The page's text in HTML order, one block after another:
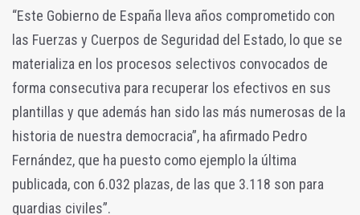
“Este Gobierno de España lleva años comprometido con
las Fuerzas y Cuerpos de Seguridad del Estado, lo que se
materializa en los procesos selectivos convocados de
forma consecutiva para recuperar los efectivos en sus
plantillas y que además han sido las más numerosas de la
historia de nuestra democracia”, ha afirmado Pedro
Fernández, que ha puesto como ejemplo la última
publicada, con 6.032 plazas, de las que 3.118 son para
guardias civiles”.